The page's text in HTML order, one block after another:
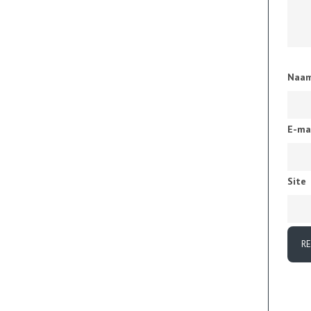
E-
Site